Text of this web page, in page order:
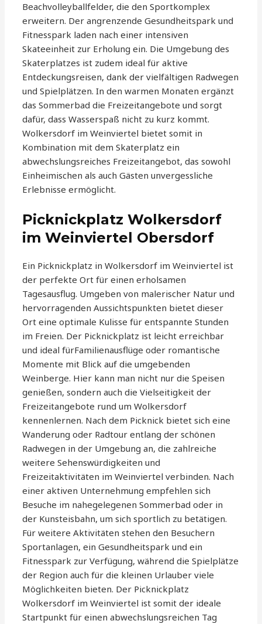
Beachvolleyballfelder, die den Sportkomplex
erweitern. Der angrenzende Gesundheitspark und
Fitnesspark laden nach einer intensiven
Skateeinheit zur Erholung ein. Die Umgebung des
Skaterplatzes ist zudem ideal für aktive
Entdeckungsreisen, dank der vielfältigen Radwegen
und Spielplätzen. In den warmen Monaten ergänzt
das Sommerbad die Freizeitangebote und sorgt
dafür, dass Wasserspaß nicht zu kurz kommt.
Wolkersdorf im Weinviertel bietet somit in
Kombination mit dem Skaterplatz ein
abwechslungsreiches Freizeitangebot, das sowohl
Einheimischen als auch Gästen unvergessliche
Erlebnisse ermöglicht.
Picknickplatz Wolkersdorf
im Weinviertel Obersdorf
Ein Picknickplatz in Wolkersdorf im Weinviertel ist
der perfekte Ort für einen erholsamen
Tagesausflug. Umgeben von malerischer Natur und
hervorragenden Aussichtspunkten bietet dieser
Ort eine optimale Kulisse für entspannte Stunden
im Freien. Der Picknickplatz ist leicht erreichbar
und ideal fürFamilienausflüge oder romantische
Momente mit Blick auf die umgebenden
Weinberge. Hier kann man nicht nur die Speisen
genießen, sondern auch die Vielseitigkeit der
Freizeitangebote rund um Wolkersdorf
kennenlernen. Nach dem Picknick bietet sich eine
Wanderung oder Radtour entlang der schönen
Radwegen in der Umgebung an, die zahlreiche
weitere Sehenswürdigkeiten und
Freizeitaktivitäten im Weinviertel verbinden. Nach
einer aktiven Unternehmung empfehlen sich
Besuche im nahegelegenen Sommerbad oder in
der Kunsteisbahn, um sich sportlich zu betätigen.
Für weitere Aktivitäten stehen den Besuchern
Sportanlagen, ein Gesundheitspark und ein
Fitnesspark zur Verfügung, während die Spielplätze
der Region auch für die kleinen Urlauber viele
Möglichkeiten bieten. Der Picknickplatz
Wolkersdorf im Weinviertel ist somit der ideale
Startpunkt für einen abwechslungsreichen Tag